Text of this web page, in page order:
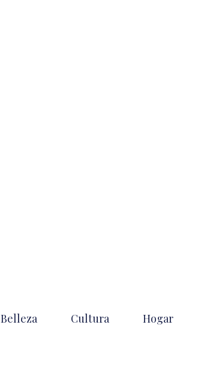
Belleza Cultura Hogar